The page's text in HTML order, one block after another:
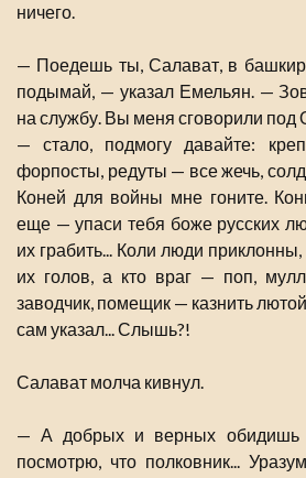
ничего.
— Поедешь ты, Салават, в
подымай, — указал Емельян. —
на службу. Вы меня сговорили под
— стало, подмогу давайте:
форпосты, редуты — все жечь,
Коней для войны мне гоните.
еще — упаси тебя боже русских
их грабить... Коли люди
их голов, а кто враг — поп,
заводчик, помещик — казнить
сам указал... Слышь?!
Салават молча кивнул.
— А добрых и верных
посмотрю, что полковник...